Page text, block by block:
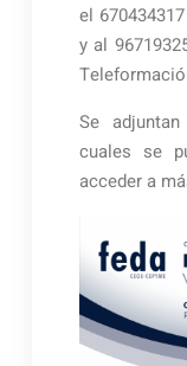
el
y al
Se
cuales se
acceder a